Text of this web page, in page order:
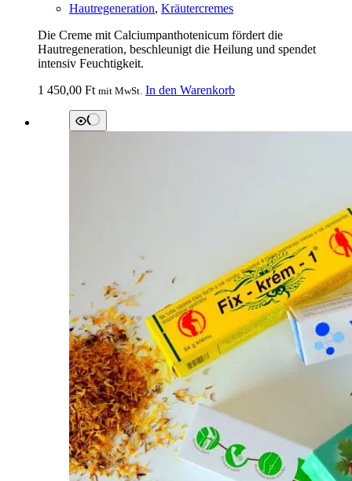
Hautregeneration, Kräutercremes
Die Creme mit Calciumpanthotenicum fördert die
Hautregeneration, beschleunigt die Heilung und spendet
intensiv Feuchtigkeit.
1 450,00 Ft mit MwSt. In den Warenkorb